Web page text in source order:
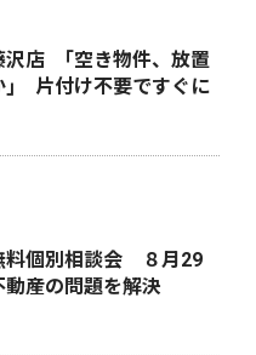
沢店 ｢空き物件、放置
｣ 片付け不要ですぐに
料個別相談会 ８月29
産の問題を解決